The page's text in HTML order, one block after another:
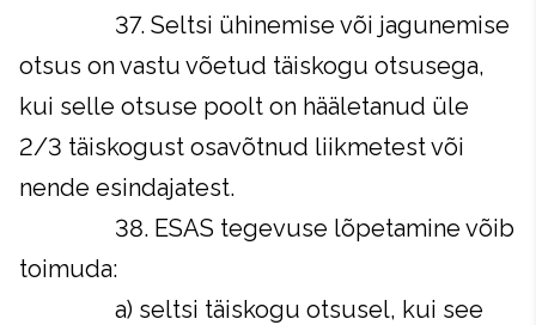
37. Seltsi ühinemise või jagunemise
otsus on vastu võetud täiskogu otsusega,
kui selle otsuse poolt on hääletanud üle
2/3 täiskogust osavõtnud liikmetest või
nende esindajatest.
38. ESAS tegevuse lõpetamine võib
toimuda:
a) seltsi täiskogu otsusel, kui see